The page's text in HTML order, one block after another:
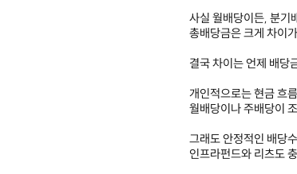
사실 월배당이든, 분기
총배당금은 크게 차이
결국 차이는 언제 배당
개인적으로는 현금 흐
월배당이나 주배당이
그래도 안정적인 배당
인프라펀드와 리츠도